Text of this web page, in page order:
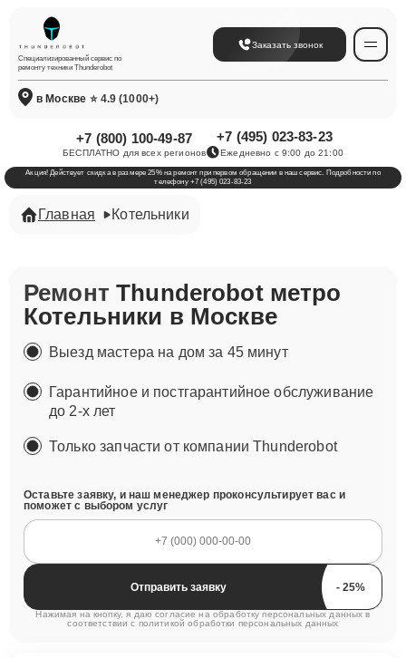
Специализированный сервис по
ремонту техники Thunderobot
Заказать звонок
в Москве ⭐ 4.9 (1000+)
+7 (800) 100-49-87
БЕСПЛАТНО для всех регионов
+7 (495) 023-83-23
Ежедневно с 9:00 до 21:00
Акция! Действует скидка в размере 25% на ремонт при первом обращении в наш сервис. Подробности по
телефону +7 (495) 023-83-23
Главная ​Котельники
РемонтThunderobot метро ​
Котельники в Москве
Выезд мастера на дом за 45 минут
Гарантийное и постгарантийное обслуживание
до 2-х лет
Только запчасти от компании Thunderobot
Оставьте заявку, и наш менеджер проконсультирует вас и
поможет с выбором услуг
Отправить заявку
Нажимая на кнопку, я даю согласие на обработку персональных данных в
соответствии с политикой обработки персональных данных